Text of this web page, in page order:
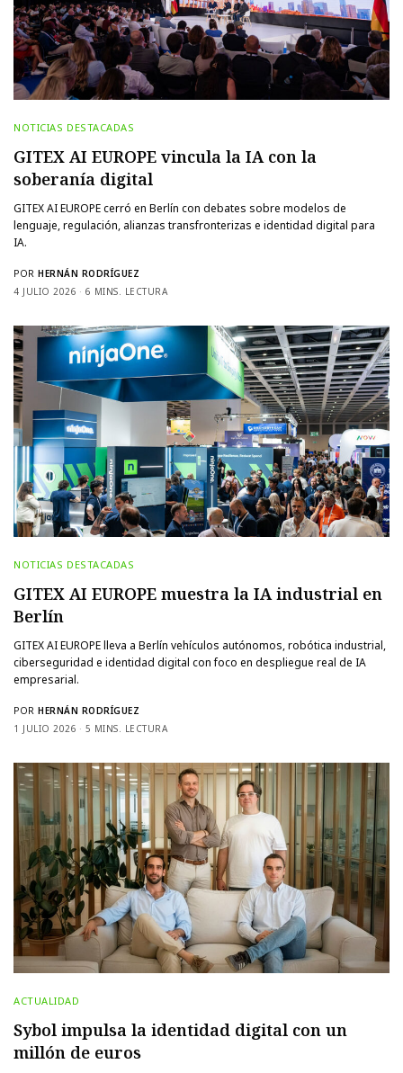
NOTICIAS DESTACADAS
GITEX AI EUROPE vincula la IA con la
soberanía digital
GITEX AI EUROPE cerró en Berlín con debates sobre modelos de
lenguaje, regulación, alianzas transfronterizas e identidad digital para
IA.
POR HERNÁN RODRÍGUEZ
4 JULIO 2026
6 MINS. LECTURA
NOTICIAS DESTACADAS
GITEX AI EUROPE muestra la IA industrial en
Berlín
GITEX AI EUROPE lleva a Berlín vehículos autónomos, robótica industrial,
ciberseguridad e identidad digital con foco en despliegue real de IA
empresarial.
POR HERNÁN RODRÍGUEZ
1 JULIO 2026
5 MINS. LECTURA
ACTUALIDAD
Sybol impulsa la identidad digital con un
millón de euros